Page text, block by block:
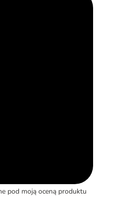
pod moją oceną produktu